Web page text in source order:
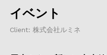
イベント
Client: 株式会社ルミネ